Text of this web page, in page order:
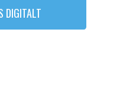
DIGITALT